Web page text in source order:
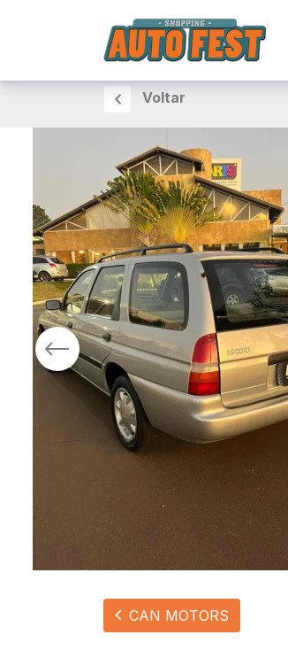
Voltar
CAN MOTORS